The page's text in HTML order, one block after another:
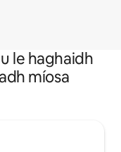
le haghaidh
míosa